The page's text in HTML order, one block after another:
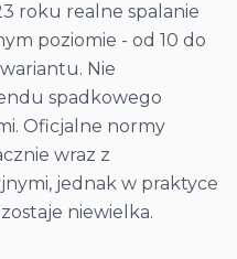
roku realne spalanie
poziomie - od 10 do
Nie
spadkowego
Oficjalne normy
wraz z
jednak w praktyce
niewielka.